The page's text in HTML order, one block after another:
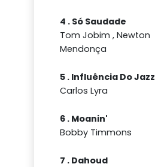
4 . Só Saudade
Tom Jobim , Newton
Mendonça
5 . Influência Do Jazz
Carlos Lyra
6 . Moanin'
Bobby Timmons
7 . Dahoud